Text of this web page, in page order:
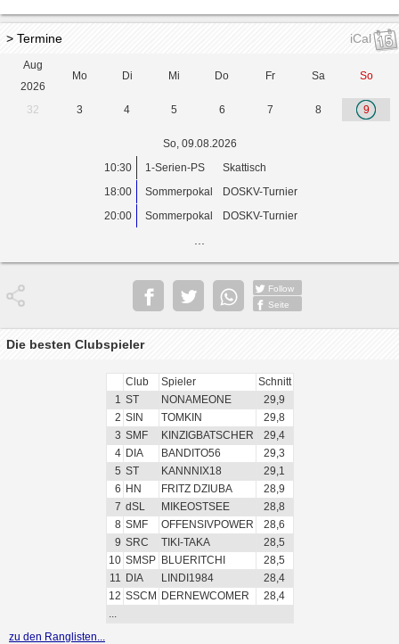
> Termine iCal
Aug
2026
Mo Di Mi Do Fr Sa So
32 3 4 5 6 7 8 9
So, 09.08.2026
10:30
1-Serien-PS
Skattisch
18:00
Sommerpokal
DOSKV-Turnier
20:00
Sommerpokal DOSKV-Turnier
Follow
Seite
Die besten Clubspieler
Club Spieler
Schnitt
1 ST NONAMEONE
29,9
2 SIN TOMKIN
29,8
3 SMF KINZIGBATSCHER
29,4
4 DIA BANDITO56
29,3
5 ST KANNNIX18
29,1
6 HN FRITZ DZIUBA
28,9
7 dSL MIKEOSTSEE
28,8
8 SMF OFFENSIVPOWER
28,6
9 SRC TIKI-TAKA
28,5
10 SMSP BLUERITCHI
28,5
11 DIA LINDI1984
28,4
12 SSCM DERNEWCOMER
28,4
...
zu den Ranglisten...